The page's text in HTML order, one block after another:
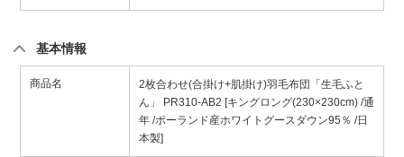
基本情報
商品名
2枚合わせ(合掛け+肌掛け)羽毛布団「生毛ふと
ん」 PR310-AB2 [キングロング(230×230cm) /通
年 /ポーランド産ホワイトグースダウン95％ /日
本製]